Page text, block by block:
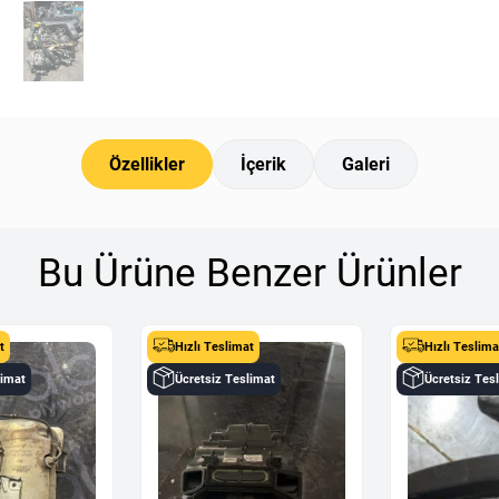
Özellikler İçerik Galeri
Bu Ürüne Benzer Ürünler
Hızlı Teslimat
Ücretsiz Teslimat
Hızlı
Ücretsiz